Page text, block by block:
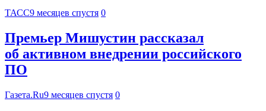
ТАСС9 месяцев спустя 0
Премьер Мишустин рассказал
об активном внедрении российского
ПО
Газета.Ru9 месяцев спустя 0